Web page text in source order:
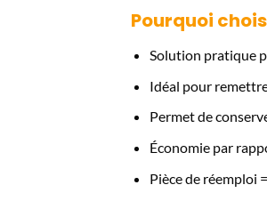
Pourquoi
Solution pratique
Idéal pour
Permet de
Économie par
Pièce de réemploi